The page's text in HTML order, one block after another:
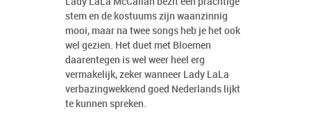
stem en de kostuums zijn waanzinnig
mooi, maar na twee songs heb je het ook
wel gezien. Het duet met Bloemen
daarentegen is wel weer heel erg
vermakelijk, zeker wanneer Lady LaLa
verbazingwekkend goed Nederlands lijkt
te kunnen spreken.